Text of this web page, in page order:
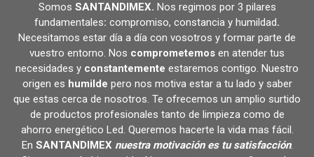
Somos SANTANDIMEX. Nos regimos por 3 pilares
fundamentales: compromiso, constancia y humildad.
Necesitamos estar día a día con vosotros y formar parte de
vuestro entorno. Nos comprometemos en atender tus
necesidades y constantemente estaremos contigo. Nuestro
origen es humilde pero nos motiva estar a tu lado y saber
que estas cerca de nosotros. Te ofrecemos un amplio surtido
de productos profesionales tanto de limpieza como de
ahorro energético Led. Queremos hacerte la vida mas fácil.
En SANTANDIMEX nuestra motivación es tu satisfacción.